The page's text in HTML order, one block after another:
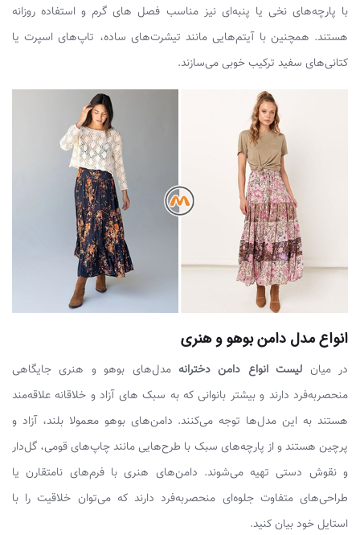
با پارچه‌های نخی یا پنبه‌ای نیز مناسب فصل های گرم و استفاده روزانه‌
هستند. همچنین با آیتم‌هایی مانند تیشرت‌های ساده، تاپ‌های اسپرت یا
کتانی‌های سفید ترکیب خوبی می‌سازند.
انواع مدل دامن بوهو و هنری
در میان لیست انواع دامن دخترانه مدل‌های بوهو و هنری جایگاهی
منحصربه‌فرد دارند و بیشتر بانوانی که به سبک های آزاد و خلاقانه علاقه‌مند
هستند به این مدل‌ها توجه می‌کنند. دامن‌های بوهو معمولا بلند، آزاد و
پرچین‌ هستند و از پارچه‌های سبک با طرح‌هایی مانند چاپ‌های قومی، گل‌دار
و نقوش دستی تهیه می‌شوند. دامن‌های هنری با فرم‌های نامتقارن یا
طراحی‌های متفاوت جلوه‌ای منحصربه‌فرد دارند که می‌توان خلاقیت را با
استایل خود بیان کنید.